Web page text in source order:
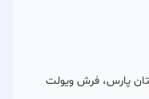
پارس، فرش ویولت